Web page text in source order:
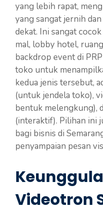
yang lebih rapat,
yang sangat jernih
dekat. Ini sangat
mal, lobby hotel,
backdrop event di
toko untuk
kedua jenis tersebut,
(untuk jendela toko),
bentuk melengkung),
(interaktif). Pilihan ini
bagi bisnis di
penyampaian pesan
Videotron